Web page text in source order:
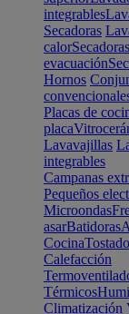
integrables
Secadoras
calor
evacuación
Hornos
Placas de
placa
Lavavajillas
integrables
Campanas
Pequeños
Microondas
asarBatidoras
Cocina
Calefacción
Térmicos
Climatización